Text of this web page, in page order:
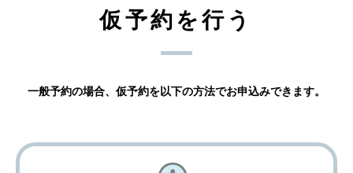
仮予約を行う
一般予約の場合、仮予約を以下の方法でお申込みできます。